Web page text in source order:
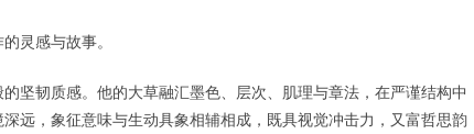
灵感与故事。
坚韧质感。他的大草融汇墨色、层次、肌理与章法，在严谨结构中
远，象征意味与生动具象相辅相成，既具视觉冲击力，又富哲思韵